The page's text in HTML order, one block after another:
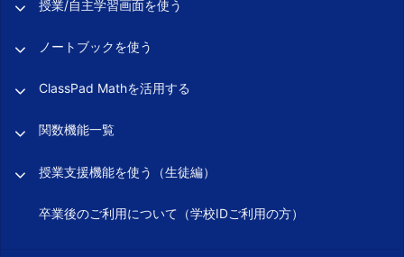
授業/自主学習画面を使う
ノートブックを使う
ClassPad Mathを活用する
関数機能一覧
授業支援機能を使う（生徒編）
卒業後のご利用について（学校IDご利用の方）